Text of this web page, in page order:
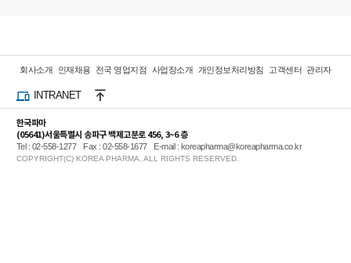
회사소개 인재채용 전국 영업지점 사업장소개 개인정보처리방침 고객센터 관리자
INTRANET
한국파마
(05641)서울특별시 송파구 백제고분로 456, 3~6 층
Tel : 02-558-1277 Fax : 02-558-1677 E-mail : koreapharma@koreapharma.co.kr
COPYRIGHT(C) KOREA PHARMA. ALL RIGHTS RESERVED.